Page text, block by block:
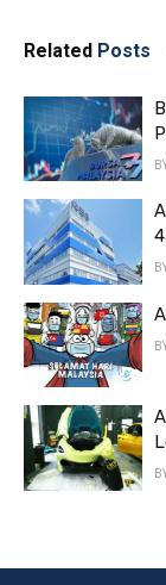
Related Posts